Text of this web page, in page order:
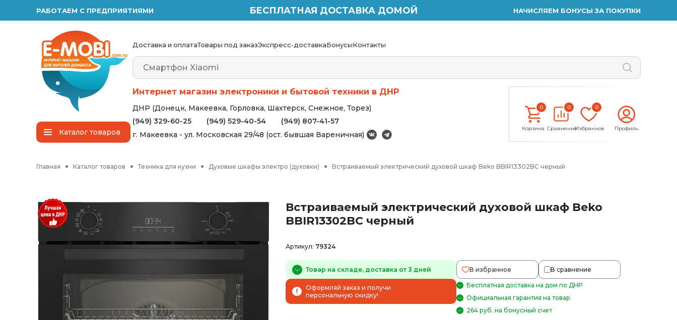
РАБОТАЕМ С ПРЕДПРИЯТИЯМИ БЕСПЛАТНАЯ ДОСТАВКА ДОМОЙ НАЧИСЛЯЕМ БОНУСЫ ЗА ПОКУПКИ
Каталогтоваров
Доставка и оплатаТовары под заказЭкспресс-доставкаБонусыКонтакты
Интернет магазин электроники и бытовой техники в ДНР
ДНР (Донецк, Макеевка, Горловка, Шахтерск, Снежное, Торез)
(949) 329-60-25
(949) 529-40-54
(949) 807-41-57
г. Макеевка - ул. Московская 29/48 (ост. бывшая Вареничная)
0
Корзина
0
Сравнение
0
Избранное Профиль
Главная Каталог товаров Техника для кухни Духовые шкафы электро (духовки) Встраиваемый электрический духовой шкаф Beko BBIR13302BC черный
Встраиваемый электрический духовой шкаф Beko
BBIR13302BC черный
Артикул: 79324
Товар на складе, доставка от 3 дней В избранное В сравнение
Оформляй заказ и получи
персональную скидку!
Бесплатная доставка на дом по ДНР
Официальная гарантия на товар
264 руб. на бонусный счет